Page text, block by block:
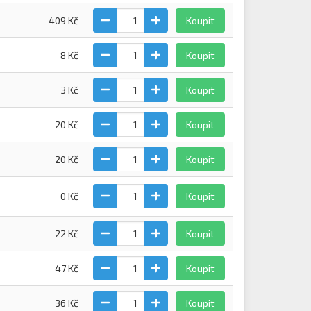
409 Kč Koupit
8 Kč Koupit
3 Kč Koupit
20 Kč Koupit
20 Kč Koupit
0 Kč Koupit
22 Kč Koupit
47 Kč Koupit
36 Kč Koupit